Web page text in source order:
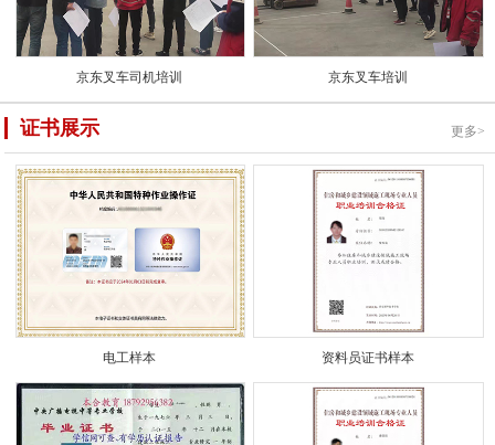
京东叉车司机培训 京东叉车培训
证书展示 更多>
电工样本 资料员证书样本